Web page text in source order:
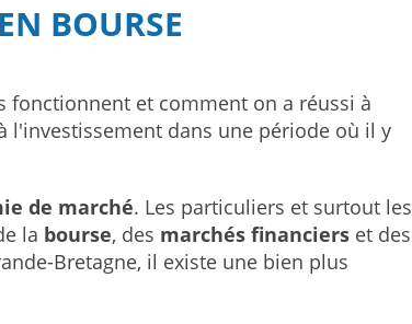
BOURSE
fonctionnent et comment on a réussi à
l'investissement dans une période où il y
de marché. Les particuliers et surtout les
la bourse, des marchés financiers et des
Bretagne, il existe une bien plus